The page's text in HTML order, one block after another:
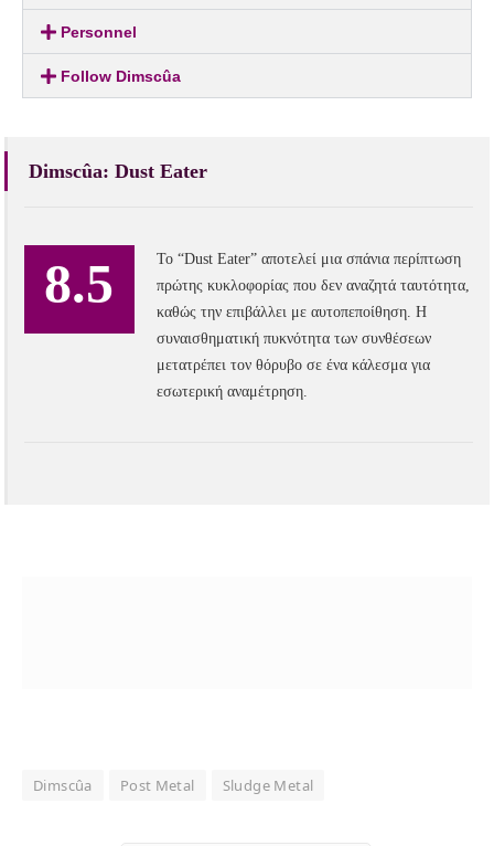
Personnel
Follow Dimscûa
Dimscûa: Dust Eater
8.5
Το “Dust Eater” αποτελεί μια σπάνια περίπτωση
πρώτης κυκλοφορίας που δεν αναζητά ταυτότητα,
καθώς την επιβάλλει με αυτοπεποίθηση. Η
συναισθηματική πυκνότητα των συνθέσεων
μετατρέπει τον θόρυβο σε ένα κάλεσμα για
εσωτερική αναμέτρηση.
Dimscûa Post Metal Sludge Metal